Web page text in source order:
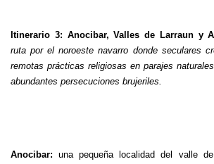
Itinerario 3: Anocibar, Valles de Larraun y
ruta por el noroeste navarro donde seculares
remotas prácticas religiosas en parajes
abundantes persecuciones brujeriles.
Anocibar: una pequeña localidad del valle